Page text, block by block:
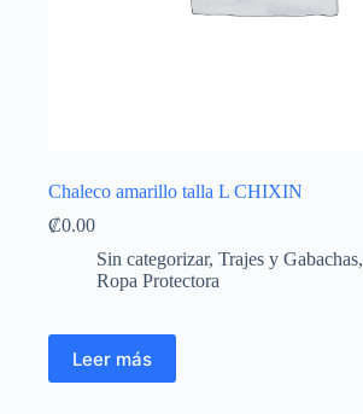
Chaleco amarillo talla L CHIXIN
₡0.00
Sin categorizar, Trajes y Gabachas,
Ropa Protectora
Leer más